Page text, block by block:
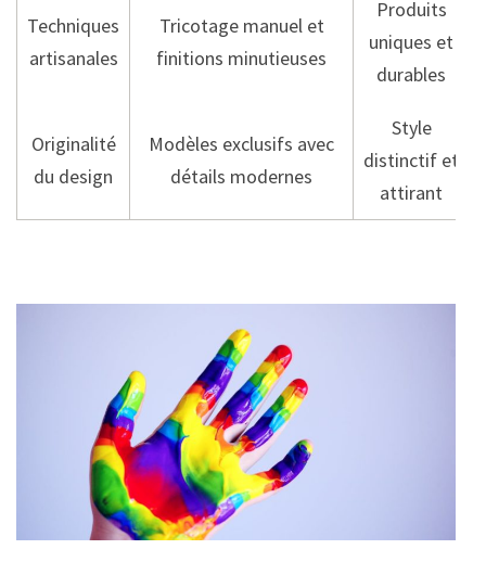
Techniques
artisanales
Tricotage manuel et
finitions minutieuses
Produits
uniques et
durables
Originalité
du design
Modèles exclusifs avec
détails modernes
Style
distinctif et
attirant